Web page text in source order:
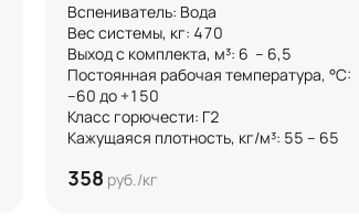
Вспениватель: Вода
Вес системы, кг: 470
Выход с комплекта, м³: 6  – 6,5
Постоянная рабочая температура, °C:
–60 до +150
Класс горючести: Г2
Кажущаяся плотность, кг/м³: 55 – 65
358 руб./кг